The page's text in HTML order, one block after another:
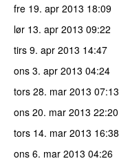
fre 19. apr 2013 18:09
lør 13. apr 2013 09:22
tirs 9. apr 2013 14:47
ons 3. apr 2013 04:24
tors 28. mar 2013 07:13
ons 20. mar 2013 22:20
tors 14. mar 2013 16:38
ons 6. mar 2013 04:26